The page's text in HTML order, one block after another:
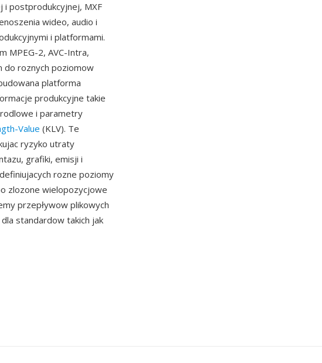
i postprodukcyjnej, MXF
wideo, audio i
i platformami.
MPEG-2, AVC-Intra,
do roznych poziomow
platforma
produkcyjne takie
i parametry
Value (KLV). Te
ryzyko utraty
grafiki, emisji i
rozne poziomy
zlozone wielopozycjowe
przepływow plikowych
standardow takich jak